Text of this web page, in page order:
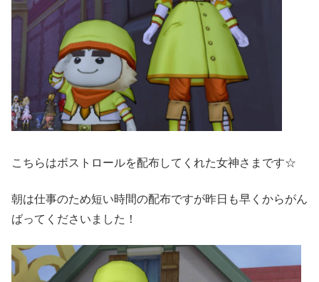
こちらはボストロールを配布してくれた女神さまです☆
朝は仕事のため短い時間の配布ですが昨日も早くからがん
ばってくださいました！